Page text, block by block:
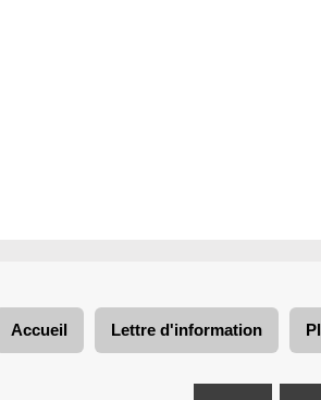
Accueil Lettre d'information